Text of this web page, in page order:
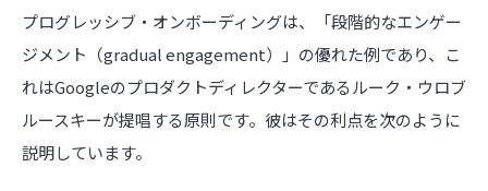
プログレッシブ・オンボーディングは、「段階的なエンゲー
ジメント（gradual engagement）」の優れた例であり、こ
れはGoogleのプロダクトディレクターであるルーク・ウロブ
ルースキーが提唱する原則です。彼はその利点を次のように
説明しています。